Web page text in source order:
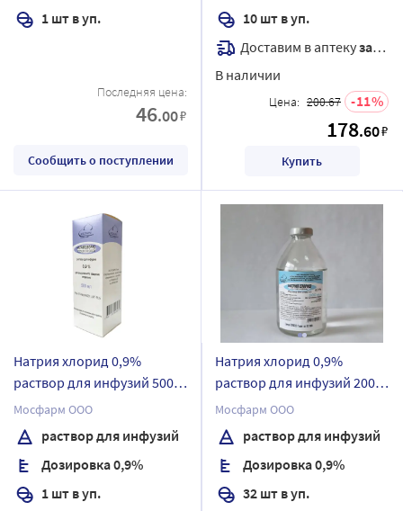
1 шт в уп.
Последняя цена:
46.00₽
Сообщить о поступлении
10 шт в уп.
Доставим в аптекузавтра
В наличии
Цена: 200.67 11
178.60₽
Купить
Натрия хлорид 0,9%
раствор для инфузий 500
мл бутылка 1 шт. пачка
картонная
Мосфарм ООО
раствор для инфузий
Дозировка 0,9%
1 шт в уп.
Натрия хлорид 0,9%
раствор для инфузий 200
мл бутылка стеклянная 32
шт.
Мосфарм ООО
раствор для инфузий
Дозировка 0,9%
32 шт в уп.